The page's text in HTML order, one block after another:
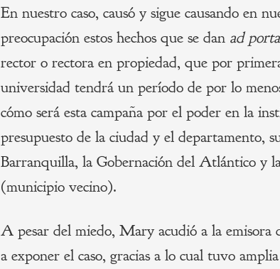
En nuestro caso, causó y sigue causando en
preocupación estos hechos que se dan ad
rector o rectora en propiedad, que por
universidad tendrá un período de por lo
cómo será esta campaña por el poder en la
presupuesto de la ciudad y el departamento,
Barranquilla, la Gobernación del Atlántico y
(municipio vecino).
A pesar del miedo, Mary acudió a la emisora
a exponer el caso, gracias a lo cual tuvo